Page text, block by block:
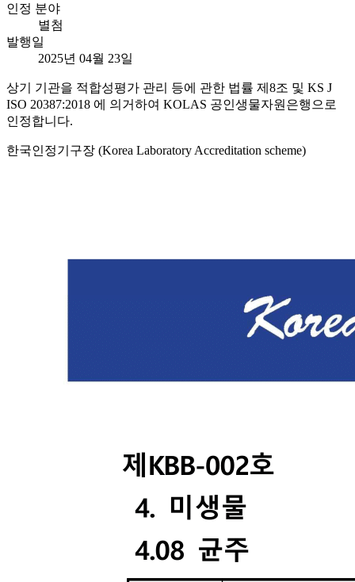
인정 분야
별첨
발행일
2025년 04월 23일
상기 기관을 적합성평가 관리 등에 관한 법률 제8조 및 KS J
ISO 20387:2018 에 의거하여 KOLAS 공인생물자원은행으로
인정합니다.
한국인정기구장 (Korea Laboratory Accreditation scheme)